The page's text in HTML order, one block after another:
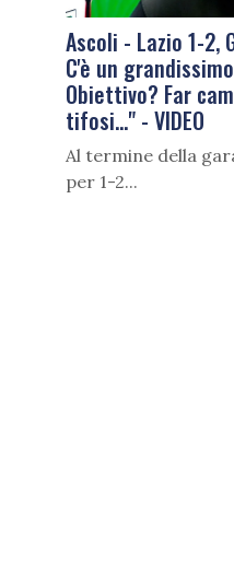
Ascoli - Lazio 1-2,
C'è un
Obiettivo? Far
tifosi..." - VIDEO
Al termine della
per 1-2...